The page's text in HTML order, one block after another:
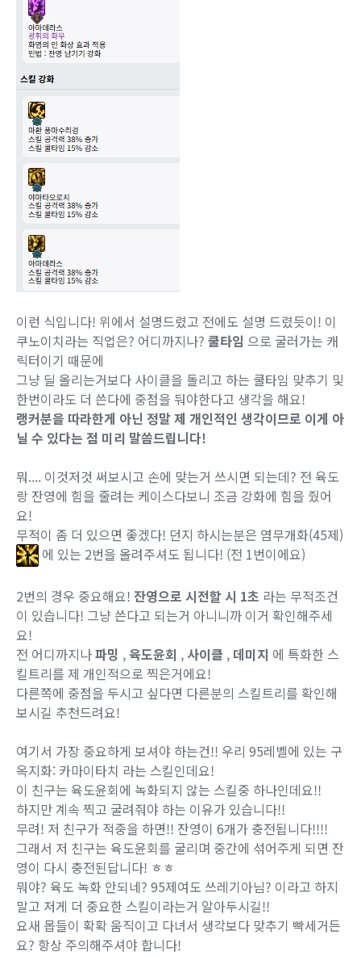
이런 식입니다! 위에서 설명드렸고 전에도 설명 드렸듯이! 이
쿠노이치라는 직업은? 어디까지나? 쿨타임 으로 굴러가는 캐
릭터이기 때문에
그냥 딜 올리는거보다 사이클을 돌리고 하는 쿨타임 맞추기 및
한번이라도 더 쓴다에 중점을 둬야한다고 생각을 해요!
랭커분을 따라한게 아닌 정말 제 개인적인 생각이므로 이게 아
닐 수 있다는 점 미리 말씀드립니다!
뭐.... 이것저것 써보시고 손에 맞는거 쓰시면 되는데? 전 육도
랑 잔영에 힘을 줄려는 케이스다보니 조금 강화에 힘을 줬어
요!
무적이 좀 더 있으면 좋겠다! 던지 하시는분은 염무개화(45제)
에 있는 2번을 올려주셔도 됩니다! (전 1번이에요)
2번의 경우 중요해요! 잔영으로 시전할 시 1초 라는 무적조건
이 있습니다! 그냥 쓴다고 되는거 아니니까 이거 확인해주세
요!
전 어디까지나파밍 ,육도윤회 , 사이클 , 데미지 에 특화한 스
킬트리를 제 개인적으로 찍은거에요!
다른쪽에 중점을 두시고 싶다면 다른분의 스킬트리를 확인해
보시길 추천드려요!
여기서 가장 중요하게 보셔야 하는건!! 우리 95레벨에 있는 구
옥지화: 카마이타치 라는 스킬인데요!
이 친구는 육도윤회에 녹화되지 않는 스킬중 하나인데요!!
하지만 계속 찍고 굴려줘야 하는 이유가 있습니다!!
무려! 저 친구가 적중을 하면!! 잔영이 6개가 충전됩니다!!!!
그래서 저 친구는 육도윤회를 굴리며 중간에 섞어주게 되면 잔
영이 다시 충전된답니다! ㅎㅎ
뭐야? 육도 녹화 안되네? 95제여도 쓰레기아님? 이라고 하지
말고 저게 더 중요한 스킬이라는거 알아두시길!!
요새 몹들이 확확 움직이고 다녀서 생각보다 맞추기 빡세거든
요? 항상 주의해주셔야 합니다!